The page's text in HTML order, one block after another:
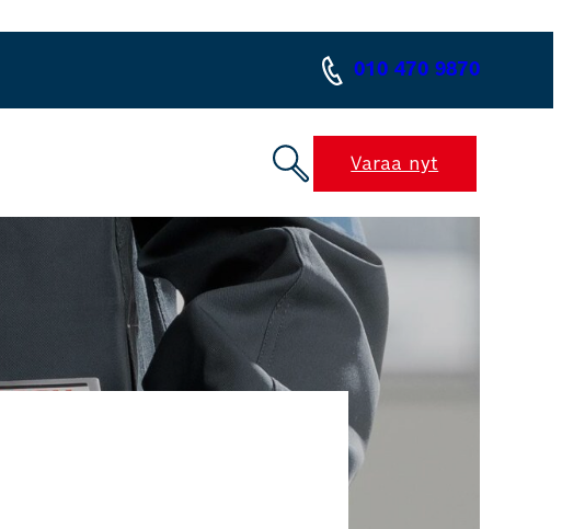
010 470 9870
Varaa nyt